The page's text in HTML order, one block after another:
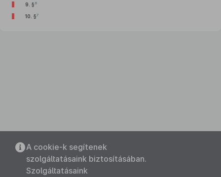
9. § 6
10. §7
A cookie-k segítenek
szolgáltatásaink biztosításában.
Szolgáltatásaink